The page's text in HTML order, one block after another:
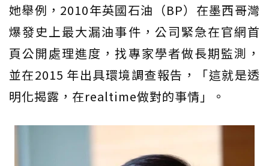
她舉例，2010年英國石油（BP）在墨西哥灣
爆發史上最大漏油事件，公司緊急在官網首
頁公開處理進度，找專家學者做長期監測，
並在2015 年出具環境調查報告，「這就是透
明化揭露，在realtime做對的事情」。